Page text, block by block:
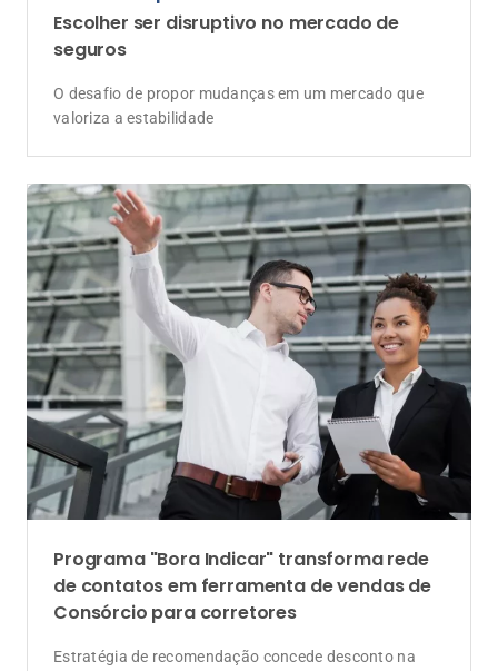
Escolher ser disruptivo no mercado de
seguros
O desafio de propor mudanças em um mercado que
valoriza a estabilidade
Programa "Bora Indicar" transforma rede
de contatos em ferramenta de vendas de
Consórcio para corretores
Estratégia de recomendação concede desconto na